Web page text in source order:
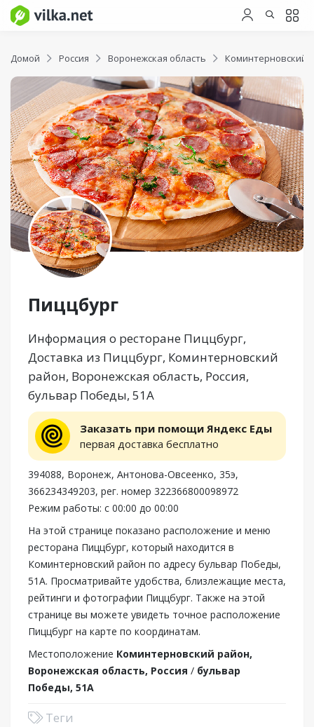
Домой Россия Воронежская область Коминтерновский
Пиццбург
Информация о ресторане Пиццбург,
Доставка из Пиццбург, Коминтерновский
район, Воронежская область, Россия,
бульвар Победы, 51А
Заказать при помощи Яндекс Еды
первая доставка бесплатно
394088, Воронеж, Антонова-Овсеенко, 35э,
366234349203, рег. номер 322366800098972
Режим работы: с 00:00 до 00:00
На этой странице показано расположение и меню
ресторана Пиццбург, который находится в
Коминтерновский район по адресу бульвар Победы,
51А. Просматривайте удобства, близлежащие места,
рейтинги и фотографии Пиццбург. Также на этой
странице вы можете увидеть точное расположение
Пиццбург на карте по координатам.
Местоположение Коминтерновский район,
Воронежская область, Россия / бульвар
Победы, 51А
Теги